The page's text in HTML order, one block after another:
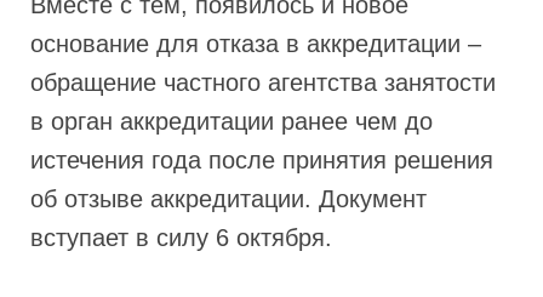
основание для отказа в аккредитации –
обращение частного агентства занятости
в орган аккредитации ранее чем до
истечения года после принятия решения
об отзыве аккредитации. Документ
вступает в силу 6 октября.